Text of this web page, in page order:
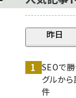
昨日
SEOで
グルか
件